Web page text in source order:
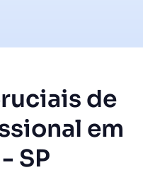
de
em
SP